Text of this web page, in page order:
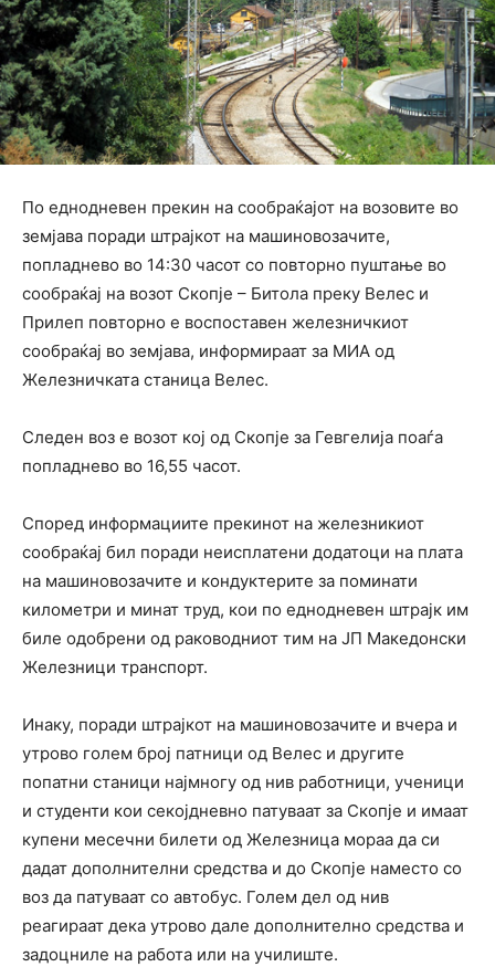
По еднодневен прекин на сообраќајот на возовите во
земјава поради штрајкот на машиновозачите,
попладнево во 14:30 часот со повторно пуштање во
сообраќај на возот Скопје – Битола преку Велес и
Прилеп повторно е воспоставен железничкиот
сообраќај во земјава, информираат за МИА од
Железничката станица Велес.
Следен воз е возот кој од Скопје за Гевгелија поаѓа
попладнево во 16,55 часот.
Според информациите прекинот на железникиот
сообраќај бил поради неисплатени додатоци на плата
на машиновозачите и кондуктерите за поминати
километри и минат труд, кои по еднодневен штрајк им
биле одобрени од раководниот тим на ЈП Македонски
Железници транспорт.
Инаку, поради штрајкот на машиновозачите и вчера и
утрово голем број патници од Велес и другите
попатни станици најмногу од нив работници, ученици
и студенти кои секојдневно патуваат за Скопје и имаат
купени месечни билети од Железница мораа да си
дадат дополнителни средства и до Скопје наместо со
воз да патуваат со автобус. Голем дел од нив
реагираат дека утрово дале дополнително средства и
задоцниле на работа или на училиште.